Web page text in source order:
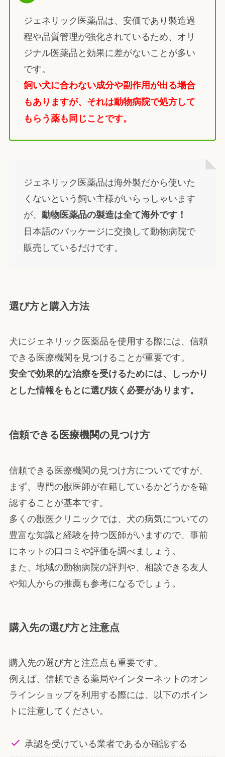
ジェネリック医薬品は、安価であり製造過
程や品質管理が強化されているため、オリ
ジナル医薬品と効果に差がないことが多い
です。
飼い犬に合わない成分や副作用が出る場合
もありますが、それは動物病院で処方して
もらう薬も同じことです。
ジェネリック医薬品は海外製だから使いた
くないという飼い主様がいらっしゃいます
が、 動物医薬品の製造は全て海外です！
日本語のパッケージに交換して動物病院で
販売しているだけです。
選び方と購入方法
犬にジェネリック医薬品を使用する際には、信頼
できる医療機関を見つけることが重要です。
安全で効果的な治療を受けるためには、しっかり
とした情報をもとに選び抜く必要があります。
信頼できる医療機関の見つけ方
信頼できる医療機関の見つけ方についてですが、
まず、専門の獣医師が在籍しているかどうかを確
認することが基本です。
多くの獣医クリニックでは、犬の病気についての
豊富な知識と経験を持つ医師がいますので、事前
にネットの口コミや評価を調べましょう。
また、地域の動物病院の評判や、相談できる友人
や知人からの推薦も参考になるでしょう。
購入先の選び方と注意点
購入先の選び方と注意点も重要です。
例えば、信頼できる薬局やインターネットのオン
ラインショップを利用する際には、以下のポイン
トに注意してください。
承認を受けている業者であるか確認する